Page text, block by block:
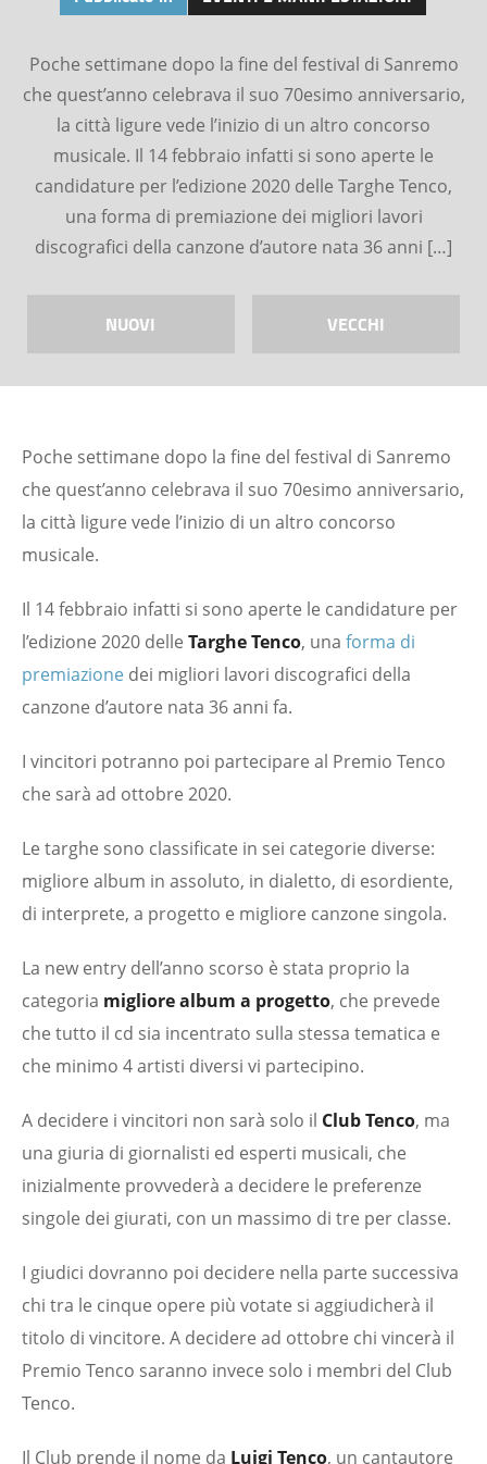
Poche settimane dopo la fine del festival di Sanremo
che quest’anno celebrava il suo 70esimo anniversario,
la città ligure vede l’inizio di un altro concorso
musicale. Il 14 febbraio infatti si sono aperte le
candidature per l’edizione 2020 delle Targhe Tenco,
una forma di premiazione dei migliori lavori
discografici della canzone d’autore nata 36 anni […]
NUOVI VECCHI
Poche settimane dopo la fine del festival di Sanremo
che quest’anno celebrava il suo 70esimo anniversario,
la città ligure vede l’inizio di un altro concorso
musicale.
Il 14 febbraio infatti si sono aperte le candidature per
l’edizione 2020 delle Targhe Tenco, una forma di
premiazione dei migliori lavori discografici della
canzone d’autore nata 36 anni fa.
I vincitori potranno poi partecipare al Premio Tenco
che sarà ad ottobre 2020.
Le targhe sono classificate in sei categorie diverse:
migliore album in assoluto, in dialetto, di esordiente,
di interprete, a progetto e migliore canzone singola.
La new entry dell’anno scorso è stata proprio la
categoria migliore album a progetto, che prevede
che tutto il cd sia incentrato sulla stessa tematica e
che minimo 4 artisti diversi vi partecipino.
A decidere i vincitori non sarà solo il Club Tenco, ma
una giuria di giornalisti ed esperti musicali, che
inizialmente provvederà a decidere le preferenze
singole dei giurati, con un massimo di tre per classe.
I giudici dovranno poi decidere nella parte successiva
chi tra le cinque opere più votate si aggiudicherà il
titolo di vincitore. A decidere ad ottobre chi vincerà il
Premio Tenco saranno invece solo i membri del Club
Tenco.
Il Club prende il nome da Luigi Tenco, un cantautore